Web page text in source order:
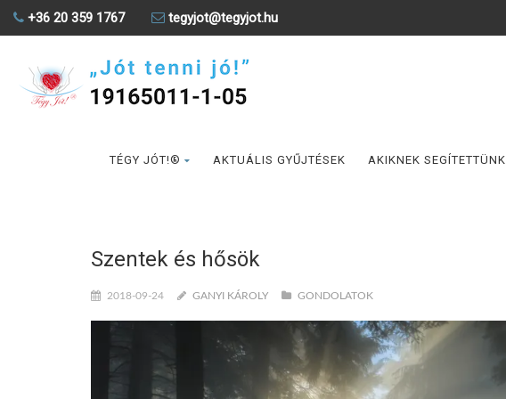
+36 20 359 1767 tegyjot@tegyjot.hu
TÉGY JÓT!® AKTUÁLIS GYŰJTÉSEK AKIKNEK SEGÍTETTÜNK
Szentek és hősök
2018-09-24 GANYI KÁROLY GONDOLATOK